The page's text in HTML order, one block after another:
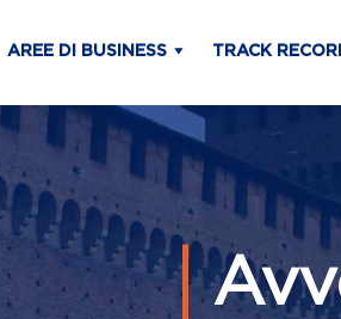
AREE DI BUSINESS TRACK